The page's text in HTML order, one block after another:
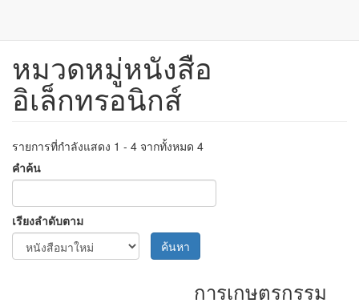
ข้าม
เนื้อหา
หมวดหมู่หนังสือ
อิเล็กทรอนิกส์
รายการที่กำลังแสดง 1 - 4 จากทั้งหมด 4
คำค้น
เรียงลำดับตาม
ค้นหา
การเกษตรกรรม